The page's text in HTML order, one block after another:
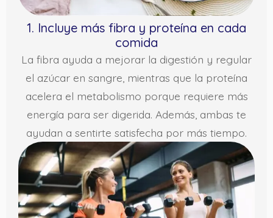
1. Incluye más fibra y proteína en cada
comida
La fibra ayuda a mejorar la digestión y regular
el azúcar en sangre, mientras que la proteína
acelera el metabolismo porque requiere más
energía para ser digerida. Además, ambas te
ayudan a sentirte satisfecha por más tiempo.